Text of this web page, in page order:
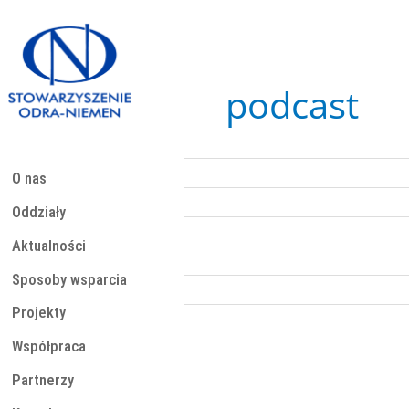
treści
O nas
Oddziały
Aktualności
Sposoby wsparcia
Projekty
Współpraca
Partnerzy
podcast